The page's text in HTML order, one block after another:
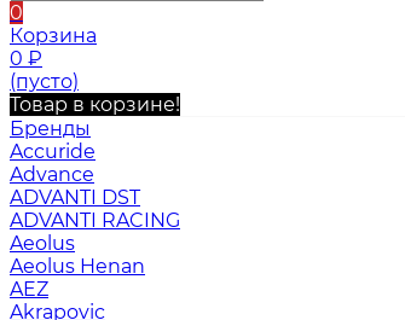
0
Корзина
0 ₽
(пусто)
Товар в корзине!
Бренды
Accuride
Advance
ADVANTI DST
ADVANTI RACING
Aeolus
Aeolus Henan
AEZ
Akrapovic